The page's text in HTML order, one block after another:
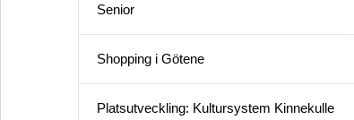
Senior
Shopping i Götene
Platsutveckling: Kultursystem Kinnekulle